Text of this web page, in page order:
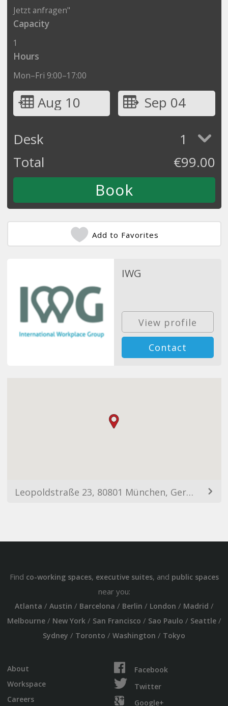
Jetzt anfragen"
Capacity
1
Hours
Mon–Fri 9:00–17:00
Aug 10
Sep 04
Desk
1
Total
€99.00
Add to Favorites
IWG
View profile
Contact
Leopoldstraße 23, 80801 München, Germany
Find co-working spaces, executive suites, and public spaces
near you:
Atlanta / Austin / Barcelona / Berlin / London / Madrid /
Melbourne/ New York/ San Francisco / Sao Paulo / Seattle/
Sydney / Toronto / Washington / Tokyo
About
Workspace
Careers
Facebook
Twitter
Google+